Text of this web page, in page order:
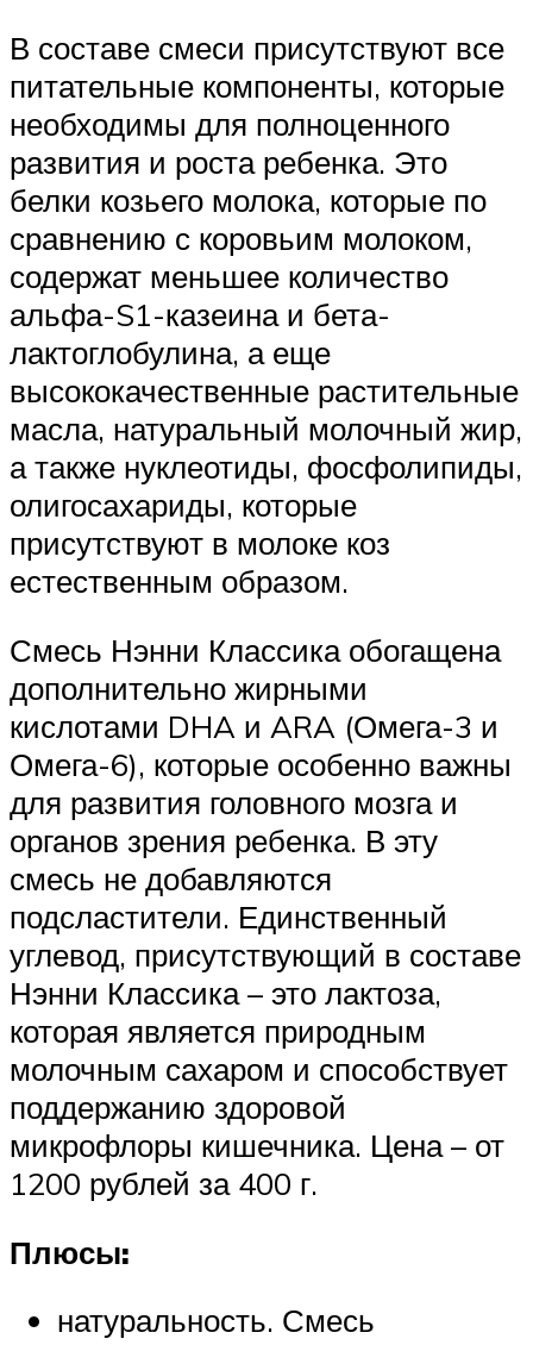
В составе смеси присутствуют все
питательные компоненты, которые
необходимы для полноценного
развития и роста ребенка. Это
белки козьего молока, которые по
сравнению с коровьим молоком,
содержат меньшее количество
альфа-S1-казеина и бета-
лактоглобулина, а еще
высококачественные растительные
масла, натуральный молочный жир,
а также нуклеотиды, фосфолипиды,
олигосахариды, которые
присутствуют в молоке коз
естественным образом.
Смесь Нэнни Классика обогащена
дополнительно жирными
кислотами DHA и ARA (Омега-3 и
Омега-6), которые особенно важны
для развития головного мозга и
органов зрения ребенка. В эту
смесь не добавляются
подсластители. Единственный
углевод, присутствующий в составе
Нэнни Классика – это лактоза,
которая является природным
молочным сахаром и способствует
поддержанию здоровой
микрофлоры кишечника. Цена – от
1200 рублей за 400 г.
Плюсы:
натуральность. Смесь